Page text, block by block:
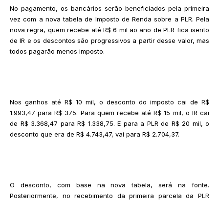
No pagamento, os bancários serão beneficiados pela primeira
vez com a nova tabela de Imposto de Renda sobre a PLR. Pela
nova regra, quem recebe até R$ 6 mil ao ano de PLR fica isento
de IR e os descontos são progressivos a partir desse valor, mas
todos pagarão menos imposto.
Nos ganhos até R$ 10 mil, o desconto do imposto cai de R$
1.993,47 para R$ 375. Para quem recebe até R$ 15 mil, o IR cai
de R$ 3.368,47 para R$ 1.338,75. E para a PLR de R$ 20 mil, o
desconto que era de R$ 4.743,47, vai para R$ 2.704,37.
O desconto, com base na nova tabela, será na fonte.
Posteriormente, no recebimento da primeira parcela da PLR